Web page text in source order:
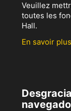
Veuillez
toutes les
Hall.
En savoir plus